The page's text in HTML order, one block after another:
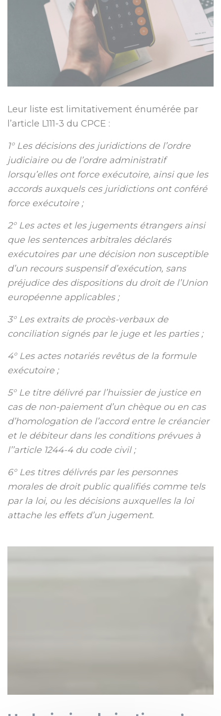
Leur liste est limitativement énumérée par
l’article L111-3 du CPCE :
1° Les décisions des juridictions de l’ordre
judiciaire ou de l’ordre administratif
lorsqu’elles ont force exécutoire, ainsi que les
accords auxquels ces juridictions ont conféré
force exécutoire ;
2° Les actes et les jugements étrangers ainsi
que les sentences arbitrales déclarés
exécutoires par une décision non susceptible
d’un recours suspensif d’exécution, sans
préjudice des dispositions du droit de l’Union
européenne applicables ;
3° Les extraits de procès-verbaux de
conciliation signés par le juge et les parties ;
4° Les actes notariés revêtus de la formule
exécutoire ;
5° Le titre délivré par l’huissier de justice en
cas de non-paiement d’un chèque ou en cas
d’homologation de l’accord entre le créancier
et le débiteur dans les conditions prévues à
l’’article 1244-4 du code civil ;
6° Les titres délivrés par les personnes
morales de droit public qualifiés comme tels
par la loi, ou les décisions auxquelles la loi
attache les effets d’un jugement.